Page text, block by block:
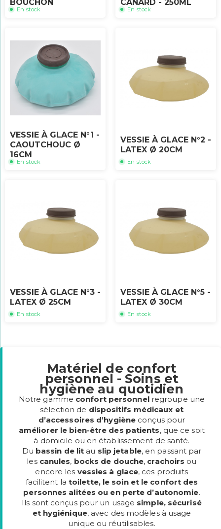
BOUCHON
En stock
CANARD - 250ML
En stock
VESSIE À GLACE N°1 -
CAOUTCHOUC Ø
16CM
En stock
VESSIE À GLACE N°2 -
LATEX Ø 20CM
En stock
VESSIE À GLACE N°3 -
LATEX Ø 25CM
En stock
VESSIE À GLACE N°5 -
LATEX Ø 30CM
En stock
Matériel de confort
personnel - Soins et
hygiène au quotidien
Notre gamme confort personnelregroupe une
sélection de dispositifs médicaux et
d’accessoires d’hygiène conçus pour
améliorer le bien-être des patients, que ce soit
à domicile ou en établissement de santé.
Du bassin de lit au slip jetable, en passant par
les canules, bocks de douche, crachoirs ou
encore les vessies à glace, ces produits
facilitent la toilette, le soin et le confort des
personnes alitées ou en perte d’autonomie.
Ils sont conçus pour un usage simple, sécurisé
et hygiénique, avec des modèles à usage
unique ou réutilisables.